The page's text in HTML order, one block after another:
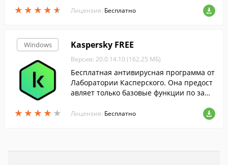
★ ★ ★ ★ ★
★ ★ ★ ★ ★
защиту в реальном времени....
Лицензия: Бесплатно
Windows
★ ★ ★ ★ ★
★ ★ ★ ★ ★
Kaspersky FREE
Версия: 20.0.14.10 (162.25 МБ)
Бесплатная антивирусная программа от
Лаборатории Касперского. Она предост
авляет только базовые функции по защ
редоносных программ и веб-сайтов и об
дает функцией автоматического обновл
Лицензия: Бесплатно